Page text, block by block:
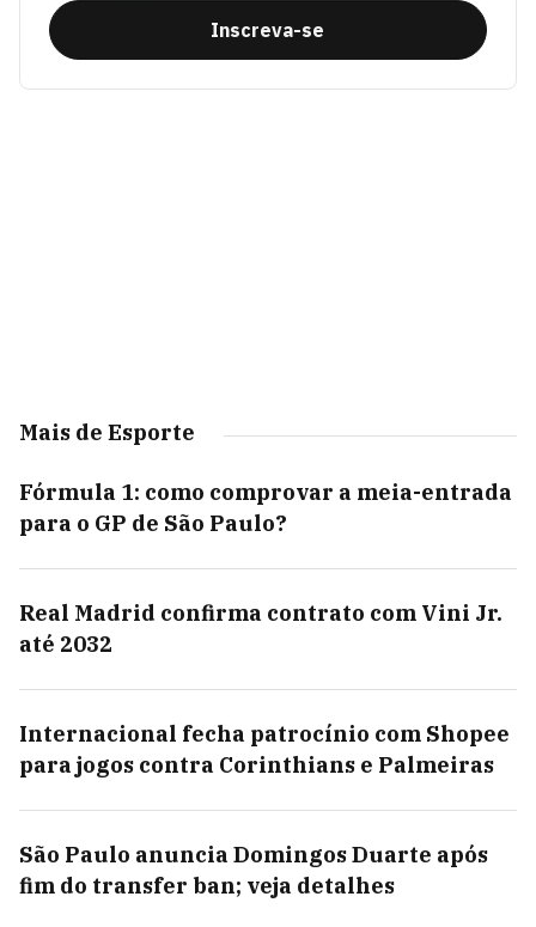
Inscreva-se
Mais de Esporte
Fórmula 1: como comprovar a meia-entrada
para o GP de São Paulo?
Real Madrid confirma contrato com Vini Jr.
até 2032
Internacional fecha patrocínio com Shopee
para jogos contra Corinthians e Palmeiras
São Paulo anuncia Domingos Duarte após
fim do transfer ban; veja detalhes